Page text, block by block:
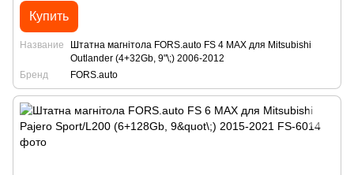
Купить
Название
Штатна магнітола FORS.auto FS 4 MAX для Mitsubishi
Outlander (4+32Gb, 9"\;) 2006-2012
Бренд
FORS.auto